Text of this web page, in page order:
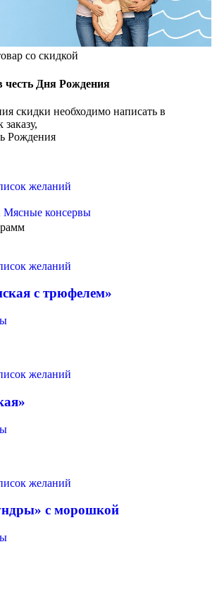
со скидкой
честь Дня Рождения
скидки необходимо написать в
Рождения
желаний
Мясные консервы
желаний
с трюфелем»
желаний
желаний
с морошкой